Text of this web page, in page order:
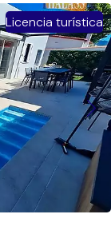
Licencia turística